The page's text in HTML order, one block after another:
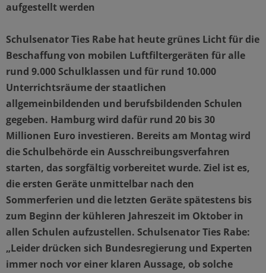
aufgestellt werden
Schulsenator Ties Rabe hat heute grünes Licht für die
Beschaffung von mobilen Luftfiltergeräten für alle
rund 9.000 Schulklassen und für rund 10.000
Unterrichtsräume der staatlichen
allgemeinbildenden und berufsbildenden Schulen
gegeben. Hamburg wird dafür rund 20 bis 30
Millionen Euro investieren. Bereits am Montag wird
die Schulbehörde ein Ausschreibungsverfahren
starten, das sorgfältig vorbereitet wurde. Ziel ist es,
die ersten Geräte unmittelbar nach den
Sommerferien und die letzten Geräte spätestens bis
zum Beginn der kühleren Jahreszeit im Oktober in
allen Schulen aufzustellen. Schulsenator Ties Rabe:
„Leider drücken sich Bundesregierung und Experten
immer noch vor einer klaren Aussage, ob solche